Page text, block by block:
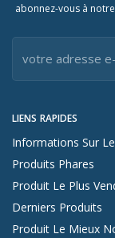
LIENS RAPIDES
Informations Sur
Produits Phares
Produit Le Plus
Derniers Produits
Produit Le Mieux
abonnez-vous à